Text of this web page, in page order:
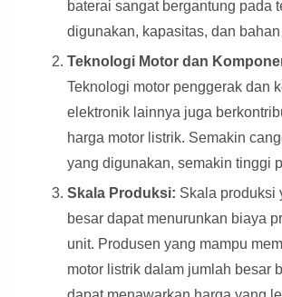
baterai sangat bergantung pada
digunakan, kapasitas, dan
Teknologi Motor dan
Teknologi motor penggerak dan
elektronik lainnya juga
harga motor listrik. Semakin
yang digunakan, semakin tinggi
Skala Produksi: Skala produksi
besar dapat menurunkan biaya
unit. Produsen yang mampu
motor listrik dalam jumlah besar